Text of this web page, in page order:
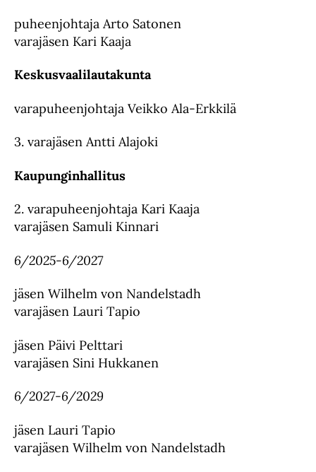
puheenjohtaja Arto Satonen
varajäsen Kari Kaaja
Keskusvaalilautakunta
varapuheenjohtaja Veikko Ala-Erkkilä
3. varajäsen Antti Alajoki
Kaupunginhallitus
2. varapuheenjohtaja Kari Kaaja
varajäsen Samuli Kinnari
6/2025-6/2027
jäsen Wilhelm von Nandelstadh
varajäsen Lauri Tapio
jäsen Päivi Pelttari
varajäsen Sini Hukkanen
6/2027-6/2029
jäsen Lauri Tapio
varajäsen Wilhelm von Nandelstadh